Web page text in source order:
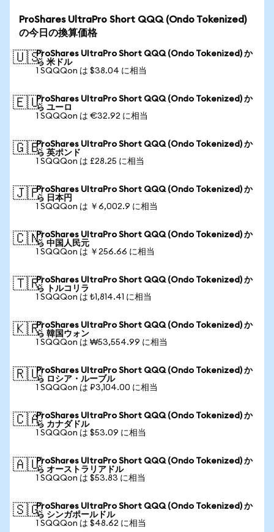
ProShares UltraPro Short QQQ (Ondo Tokenized)
の今日の換算価格
🇺🇸ProShares UltraPro Short QQQ (Ondo Tokenized) か
ら 米ドル
1 SQQQon は $38.04 に相当
🇪🇺ProShares UltraPro Short QQQ (Ondo Tokenized) か
ら ユーロ
1 SQQQon は €32.92 に相当
🇬🇧ProShares UltraPro Short QQQ (Ondo Tokenized) か
ら 英ポンド
1 SQQQon は £28.25 に相当
🇯🇵ProShares UltraPro Short QQQ (Ondo Tokenized) か
ら 日本円
1 SQQQon は ￥6,002.9 に相当
🇨🇳ProShares UltraPro Short QQQ (Ondo Tokenized) か
ら 中国人民元
1 SQQQon は ￥256.66 に相当
🇹🇷ProShares UltraPro Short QQQ (Ondo Tokenized) か
ら トルコリラ
1 SQQQon は ₺1,814.41 に相当
🇰🇷ProShares UltraPro Short QQQ (Ondo Tokenized) か
ら 韓国ウォン
1 SQQQon は ₩53,554.99 に相当
🇷🇺ProShares UltraPro Short QQQ (Ondo Tokenized) か
ら ロシア・ルーブル
1 SQQQon は ₽3,104.00 に相当
🇨🇦ProShares UltraPro Short QQQ (Ondo Tokenized) か
ら カナダドル
1 SQQQon は $53.09 に相当
🇦🇺ProShares UltraPro Short QQQ (Ondo Tokenized) か
ら オーストラリアドル
1 SQQQon は $53.83 に相当
🇸🇬ProShares UltraPro Short QQQ (Ondo Tokenized) か
ら シンガポールドル
1 SQQQon は $48.62 に相当